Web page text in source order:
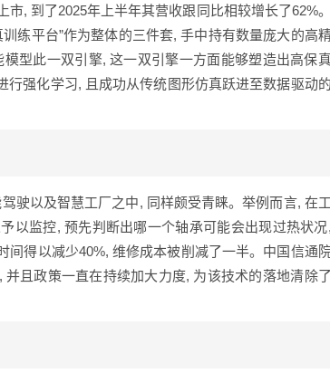
, 到了2025年上半年其营收跟同比相较增长了62%。
练平台”作为整体的三件套, 手中持有数量庞大的高
型此一双引擎, 这一双引擎一方面能够塑造出高保
强化学习, 且成功从传统图形仿真跃进至数据驱动的
驶以及智慧工厂之中, 同样颇受青睐。举例而言, 在工
以监控, 预先判断出哪一个轴承可能会出现过热状况,
得以减少40%, 维修成本被削减了一半。中国信通
且政策一直在持续加大力度, 为该技术的落地清除了